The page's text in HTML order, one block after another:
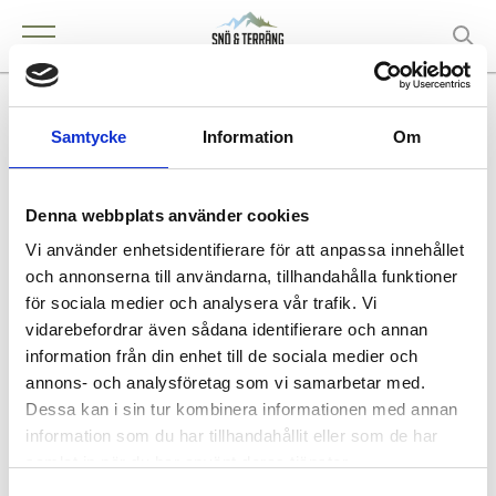
Samtycke Information Om
Denna webbplats använder cookies
Vi använder enhetsidentifierare för att anpassa innehållet
och annonserna till användarna, tillhandahålla funktioner
för sociala medier och analysera vår trafik. Vi
vidarebefordrar även sådana identifierare och annan
information från din enhet till de sociala medier och
annons- och analysföretag som vi samarbetar med.
Dessa kan i sin tur kombinera informationen med annan
information som du har tillhandahållit eller som de har
Kjellbergs Motor
BRÄCKE
Köpa och äga terrängfordon
Köpa och äga terrängfordon
Fordonstyper snöskotrar
Fordonstyper fyrhjulingar